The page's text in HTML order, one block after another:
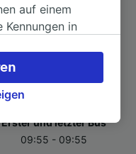
Dann bitte
nach Nîmes.
Erster und letzter Bus
09:55 - 09:55
auf einem
Kennungen in
berechtigtem
der
Präferenzen